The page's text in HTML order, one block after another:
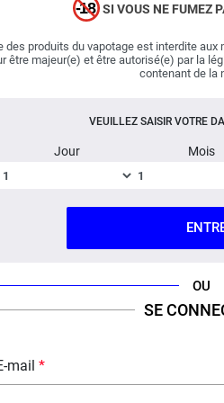
SI VOUS NE FUMEZ
des produits du vapotage est interdite aux
être majeur(e) et être autorisé(e) par la
contenant de la
VEUILLEZ SAISIR VOTRE
Jour Mois
OU
SE
mail
Dosé Vap'Extreme se présente
excellente capillarité, sa durée
sa capacité à résister à des
Le Coton Dosé Vap'Extreme
absolument ! Vap'Extreme
QUESTION /